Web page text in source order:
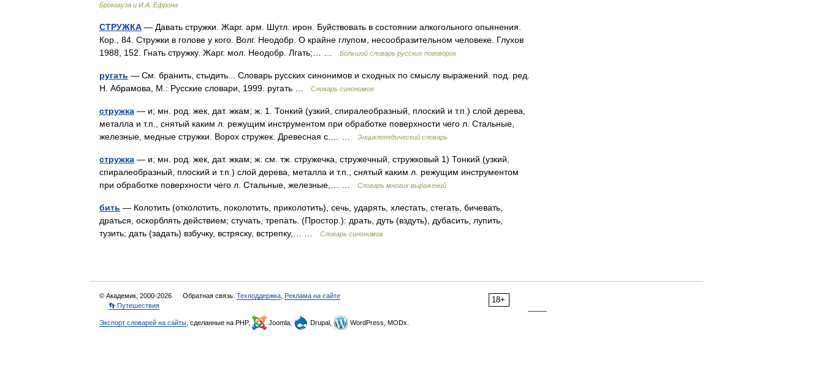
Брокгауза и И.А. Ефрона
СТРУЖКА — Давать стружки. Жарг. арм. Шутл. ирон. Буйствовать в состоянии алкогольного опьянения.
Кор., 84. Стружки в голове у кого. Волг. Неодобр. О крайне глупом, несообразительном человеке. Глухов
1988, 152. Гнать стружку. Жарг. мол. Неодобр. Лгать;… …
Большой словарь русских поговорок
ругать — См. бранить, стыдить... Словарь русских синонимов и сходных по смыслу выражений. под. ред.
Н. Абрамова, М.: Русские словари, 1999. ругать …
Словарь синонимов
стружка — и; мн. род. жек, дат. жкам; ж. 1. Тонкий (узкий, спиралеобразный, плоский и т.п.) слой дерева,
металла и т.п., снятый каким л. режущим инструментом при обработке поверхности чего л. Стальные,
железные, медные стружки. Ворох стружек. Древесная с.… …
Энциклопедический словарь
стружка — и; мн. род. жек, дат. жкам; ж. см. тж. стружечка, стружечный, стружковый 1) Тонкий (узкий,
спиралеобразный, плоский и т.п.) слой дерева, металла и т.п., снятый каким л. режущим инструментом
при обработке поверхности чего л. Стальные, железные,… …
Словарь многих выражений
бить — Колотить (отколотить, поколотить, приколотить), сечь, ударять, хлестать, стегать, бичевать,
драться, оскорблять действием; стучать, трепать. (Простор.): драть, дуть (вздуть), дубасить, лупить,
тузить; дать (задать) взбучку, встряску, встрепку,… …
Словарь синонимов
18+
© Академик, 2000-2026 Обратная связь: Техподдержка Реклама на сайте
👣 Путешествия
Экспорт словарей на сайты , сделанные на PHP, Joomla, Drupal, WordPress, MODx.